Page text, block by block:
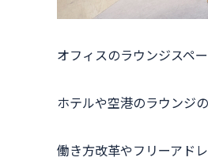
オフィスのラウンジスペ
ホテルや空港のラウンジ
働き方改革やフリーアド